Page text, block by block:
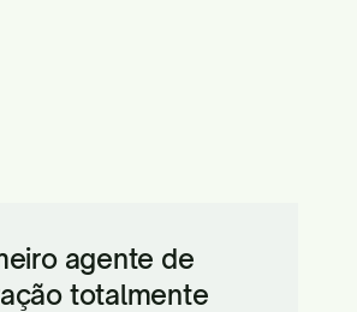
agente de
totalmente